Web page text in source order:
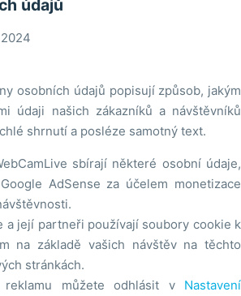
údajů
osobních údajů popisují způsob, jakým
údaji našich zákazníků a návštěvníků
shrnutí a posléze samotný text.
sbírají některé osobní údaje,
AdSense za účelem monetizace
a její partneři používají soubory cookie k
na základě vašich návštěv na těchto
stránkách.
reklamu můžete odhlásit v Nastavení